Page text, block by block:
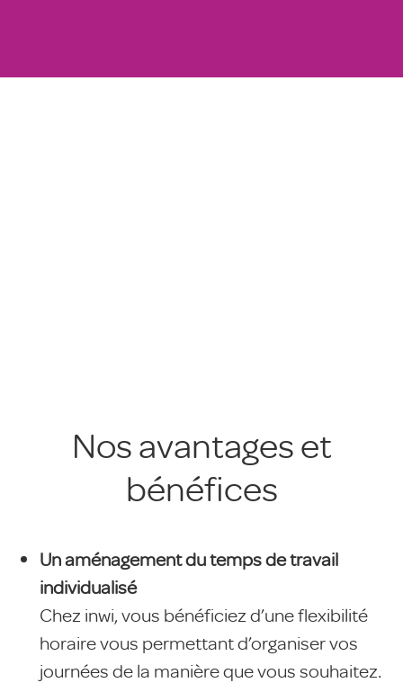
Nos avantages et
bénéfices
Un aménagement du temps de travail
individualisé
Chez inwi, vous bénéficiez d’une flexibilité
horaire vous permettant d’organiser vos
journées de la manière que vous souhaitez.